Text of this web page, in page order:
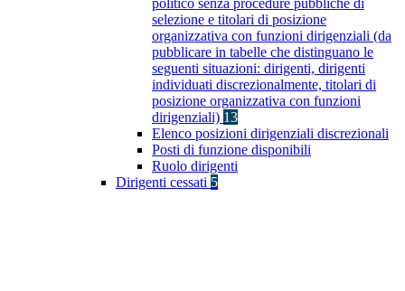
politico senza procedure pubbliche di
selezione e titolari di posizione
organizzativa con funzioni dirigenziali (da
pubblicare in tabelle che distinguano le
seguenti situazioni: dirigenti, dirigenti
individuati discrezionalmente, titolari di
posizione organizzativa con funzioni
dirigenziali) 13
Elenco posizioni dirigenziali discrezionali
Posti di funzione disponibili
Ruolo dirigenti
Dirigenti cessati 5